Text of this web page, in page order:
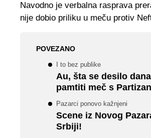
Navodno je verbalna rasprava
nije dobio priliku u meču protiv
POVEZANO
I to bez publike
Au, šta se desilo
pamtiti meč s
Pazarci ponovo kažnjeni
Scene iz Novog
Srbiji!